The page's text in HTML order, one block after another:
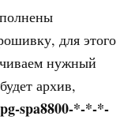
для этого
нужный
архив,
spa8800-*-*-*-